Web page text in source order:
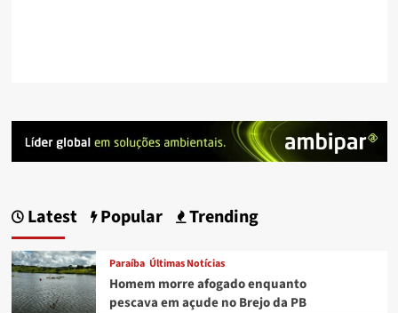
Latest Popular Trending
Paraíba Últimas Notícias
Homem morre afogado enquanto
pescava em açude no Brejo da PB